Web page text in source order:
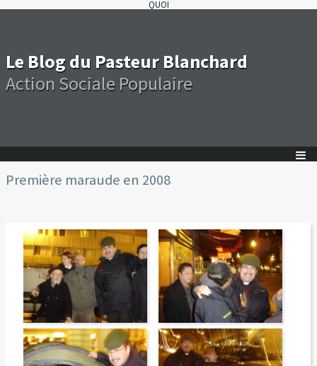
QUOI
Le Blog du Pasteur Blanchard
Action Sociale Populaire
Première maraude en 2008